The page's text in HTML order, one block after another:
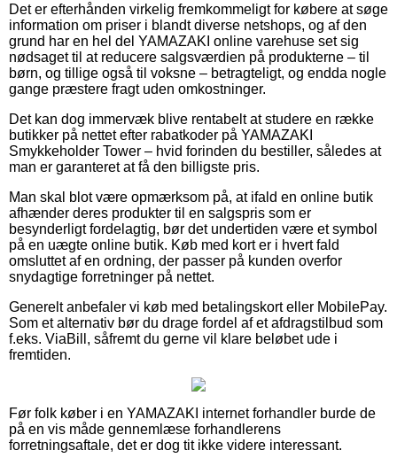
Det er efterhånden virkelig fremkommeligt for købere at søge
information om priser i blandt diverse netshops, og af den
grund har en hel del YAMAZAKI online varehuse set sig
nødsaget til at reducere salgsværdien på produkterne – til
børn, og tillige også til voksne – betragteligt, og endda nogle
gange præstere fragt uden omkostninger.
Det kan dog immervæk blive rentabelt at studere en række
butikker på nettet efter rabatkoder på YAMAZAKI
Smykkeholder Tower – hvid forinden du bestiller, således at
man er garanteret at få den billigste pris.
Man skal blot være opmærksom på, at ifald en online butik
afhænder deres produkter til en salgspris som er
besynderligt fordelagtig, bør det undertiden være et symbol
på en uægte online butik. Køb med kort er i hvert fald
omsluttet af en ordning, der passer på kunden overfor
snydagtige forretninger på nettet.
Generelt anbefaler vi køb med betalingskort eller MobilePay.
Som et alternativ bør du drage fordel af et afdragstilbud som
f.eks. ViaBill, såfremt du gerne vil klare beløbet ude i
fremtiden.
Før folk køber i en YAMAZAKI internet forhandler burde de
på en vis måde gennemlæse forhandlerens
forretningsaftale, det er dog tit ikke videre interessant.